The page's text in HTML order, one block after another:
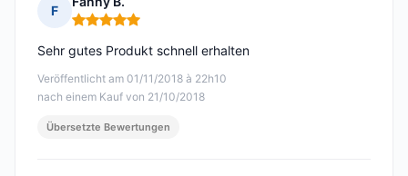
F
Hinweis: 5 von 5
Veröffentlicht am 01/11/2018 à 22h10
nach einem Kauf von 21/10/2018
Sehr gutes Produkt schnell erhalten
Übersetzte Bewertungen